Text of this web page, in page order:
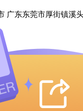
广东东莞市厚街镇溪